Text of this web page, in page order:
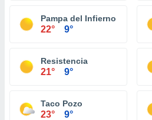
Pampa del Infierno
22° 9°
Resistencia
21° 9°
Taco Pozo
23° 9°